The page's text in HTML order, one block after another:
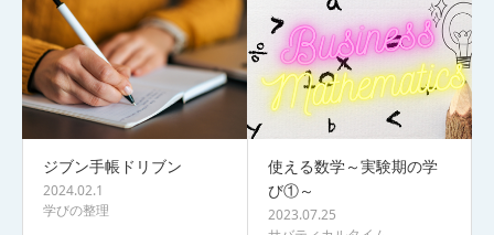
ジブン手帳ドリブン
2024.02.1
学びの整理
使える数学～実験期の学
び①～
2023.07.25